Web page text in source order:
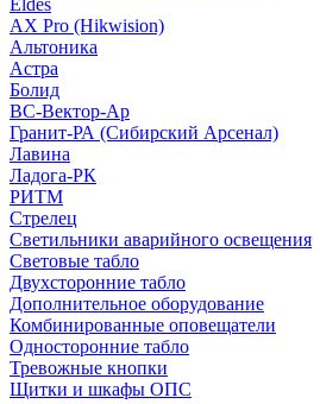
Eldes
AX Pro (Hikwision)
Альтоника
Астра
Болид
ВС-Вектор-Ар
Гранит-РА (Сибирский Арсенал)
Лавина
Ладога-РК
РИТМ
Стрелец
Светильники аварийного освещения
Световые табло
Двухсторонние табло
Дополнительное оборудование
Комбинированные оповещатели
Односторонние табло
Тревожные кнопки
Щитки и шкафы ОПС